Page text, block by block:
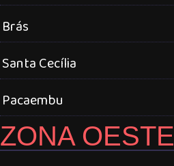
Brás
Santa Cecília
Pacaembu
ZONA OESTE